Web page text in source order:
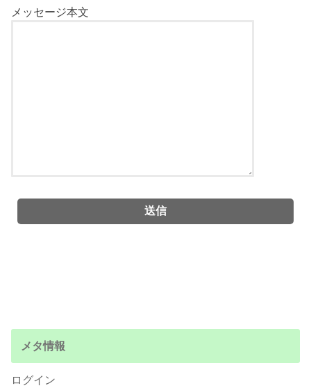
メッセージ本文
メタ情報
ログイン